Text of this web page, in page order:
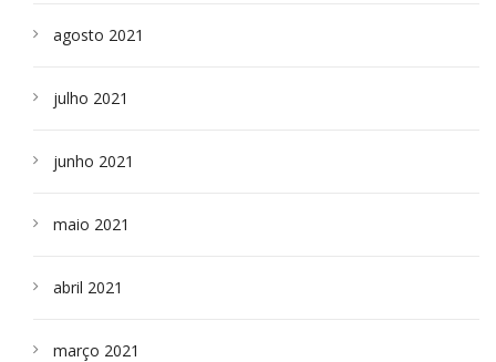
agosto 2021
julho 2021
junho 2021
maio 2021
abril 2021
março 2021